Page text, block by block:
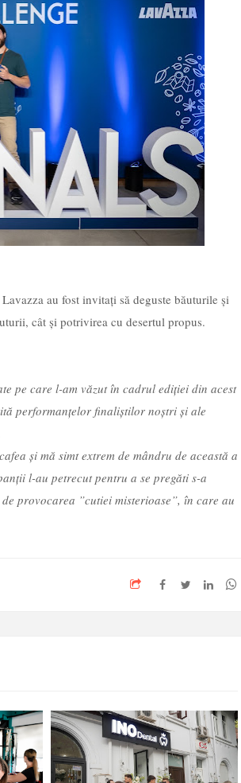
au fost invitați să deguste băuturile și
cât și potrivirea cu desertul propus.
pe care l-am văzut în cadrul ediției din acest
performanțelor finaliștilor noștri și ale
și mă simt extrem de mândru de această a
l-au petrecut pentru a se pregăti s-a
provocarea ”cutiei misterioase”, în care au